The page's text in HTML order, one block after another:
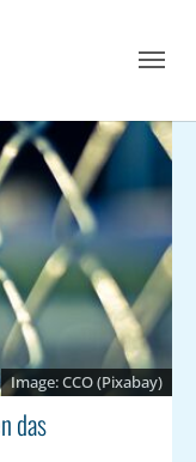
CCO (Pixabay)
das